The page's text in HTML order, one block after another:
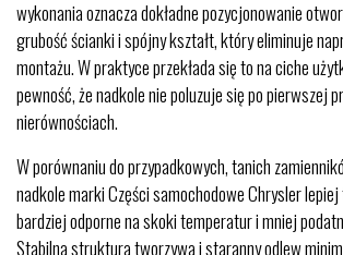
wykonania oznacza dokładne pozycjonowanie
grubość ścianki i spójny kształt, który eliminuje
montażu. W praktyce przekłada się to na ciche
pewność, że nadkole nie poluzuje się po pierwszej
nierównościach.
W porównaniu do przypadkowych, tanich
nadkole marki Części samochodowe Chrysler
bardziej odporne na skoki temperatur i mniej
Stabilna struktura tworzywa i staranny odlew